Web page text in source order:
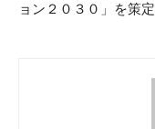
ョン２０３０」を策定